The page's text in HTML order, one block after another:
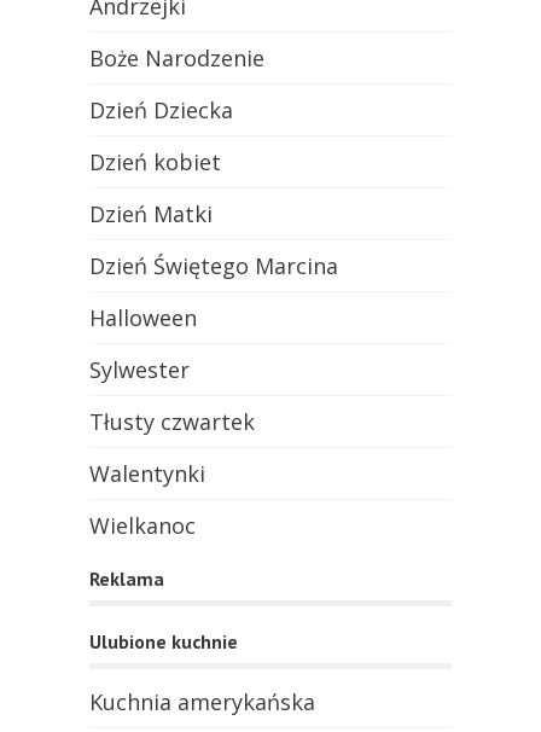
Andrzejki
Boże Narodzenie
Dzień Dziecka
Dzień kobiet
Dzień Matki
Dzień Świętego Marcina
Halloween
Sylwester
Tłusty czwartek
Walentynki
Wielkanoc
Reklama
Ulubione kuchnie
Kuchnia amerykańska